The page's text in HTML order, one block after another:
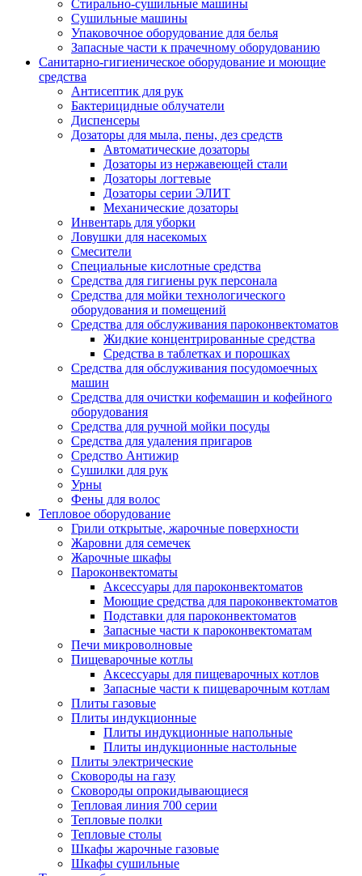
Стирально-сушильные машины
Сушильные машины
Упаковочное оборудование для белья
Запасные части к прачечному оборудованию
Санитарно-гигиеническое оборудование и моющие
средства
Антисептик для рук
Бактерицидные облучатели
Диспенсеры
Дозаторы для мыла, пены, дез средств
Автоматические дозаторы
Дозаторы из нержавеющей стали
Дозаторы логтевые
Дозаторы серии ЭЛИТ
Механические дозаторы
Инвентарь для уборки
Ловушки для насекомых
Смесители
Специальные кислотные средства
Средства для гигиены рук персонала
Средства для мойки технологического
оборудования и помещений
Средства для обслуживания пароконвектоматов
Жидкие концентрированные средства
Средства в таблетках и порошках
Средства для обслуживания посудомоечных
машин
Средства для очистки кофемашин и кофейного
оборудования
Средства для ручной мойки посуды
Средства для удаления пригаров
Средство Антижир
Сушилки для рук
Урны
Фены для волос
Тепловое оборудование
Грили открытые, жарочные поверхности
Жаровни для семечек
Жарочные шкафы
Пароконвектоматы
Аксессуары для пароконвектоматов
Моющие средства для пароконвектоматов
Подставки для пароконвектоматов
Запасные части к пароконвектоматам
Печи микроволновые
Пищеварочные котлы
Аксессуары для пищеварочных котлов
Запасные части к пищеварочным котлам
Плиты газовые
Плиты индукционные
Плиты индукционные напольные
Плиты индукционные настольные
Плиты электрические
Сковороды на газу
Сковороды опрокидывающиеся
Тепловая линия 700 серии
Тепловые полки
Тепловые столы
Шкафы жарочные газовые
Шкафы сушильные